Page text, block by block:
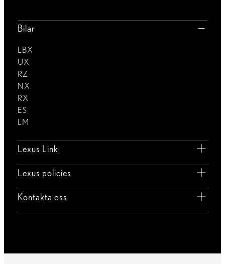
Bilar
LBX
UX
RZ
NX
RX
ES
LM
Lexus Link
Lexus policies
Kontakta oss